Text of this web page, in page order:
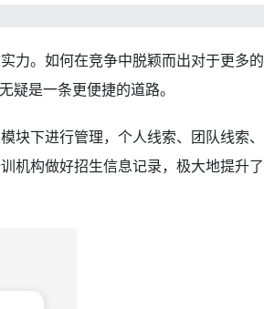
力。如何在竞争中脱颖而出对于更多的
疑是一条更便捷的道路。
下进行管理，个人线索、团队线索、
机构做好招生信息记录，极大地提升了